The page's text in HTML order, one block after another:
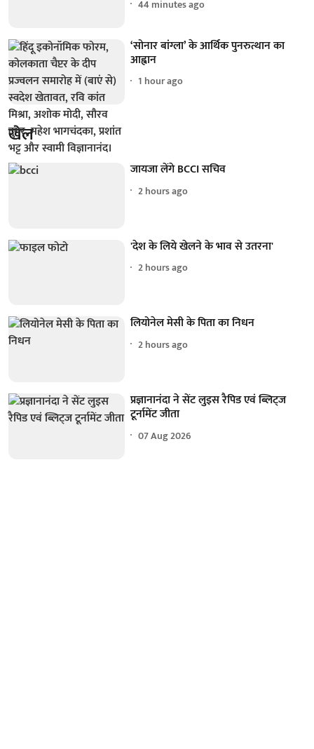
44 minutes ago
‘सोनार बांग्ला’ के आर्थिक पुनरुत्थान का
आह्वान
1 hour ago
खेल
जायजा लेंगे BCCI सचिव
2 hours ago
'देश के लिये खेलने के भाव से उतरना'
2 hours ago
लियोनेल मेसी के पिता का निधन
2 hours ago
प्रज्ञानानंदा ने सेंट लुइस रैपिड एवं ब्लिट्ज
टूर्नामेंट जीता
07 Aug 2026